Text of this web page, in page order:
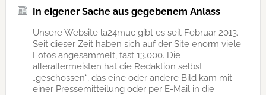
In eigener Sache aus gegebenem Anlass
Unsere Website la24muc gibt es seit Februar 2013.
Seit dieser Zeit haben sich auf der Site enorm viele
Fotos angesammelt, fast 13.000. Die
allerallermeisten hat die Redaktion selbst
„geschossen“, das eine oder andere Bild kam mit
einer Pressemitteilung oder per E-Mail in die